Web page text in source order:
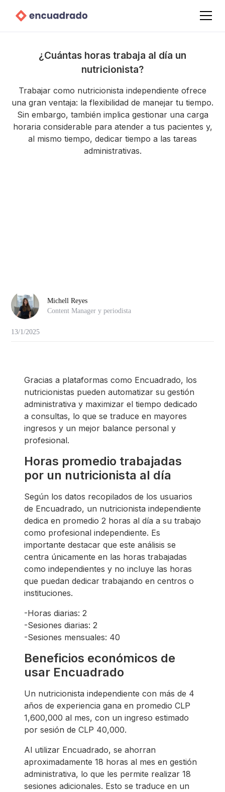
¿Cuántas horas trabaja al día un
nutricionista?
Trabajar como nutricionista independiente ofrece
una gran ventaja: la flexibilidad de manejar tu tiempo.
Sin embargo, también implica gestionar una carga
horaria considerable para atender a tus pacientes y,
al mismo tiempo, dedicar tiempo a las tareas
administrativas.
Michell Reyes
Content Manager y periodista
13/1/2025
Gracias a plataformas como Encuadrado, los
nutricionistas pueden automatizar su gestión
administrativa y maximizar el tiempo dedicado
a consultas, lo que se traduce en mayores
ingresos y un mejor balance personal y
profesional.
Horas promedio trabajadas
por un nutricionista al día
Según los datos recopilados de los usuarios
de Encuadrado, un nutricionista independiente
dedica en promedio 2 horas al día a su trabajo
como profesional independiente. Es
importante destacar que este análisis se
centra únicamente en las horas trabajadas
como independientes y no incluye las horas
que puedan dedicar trabajando en centros o
instituciones.
-Horas diarias: 2
-Sesiones diarias: 2
-Sesiones mensuales: 40
Beneficios económicos de
usar Encuadrado
Un nutricionista independiente con más de 4
años de experiencia gana en promedio CLP
1,600,000 al mes, con un ingreso estimado
por sesión de CLP 40,000.
Al utilizar Encuadrado, se ahorran
aproximadamente 18 horas al mes en gestión
administrativa, lo que les permite realizar 18
sesiones adicionales. Esto se traduce en un